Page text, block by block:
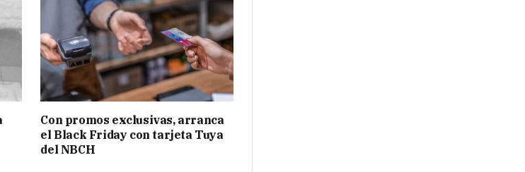
Con promos exclusivas, arranca
el Black Friday con tarjeta Tuya
del NBCH